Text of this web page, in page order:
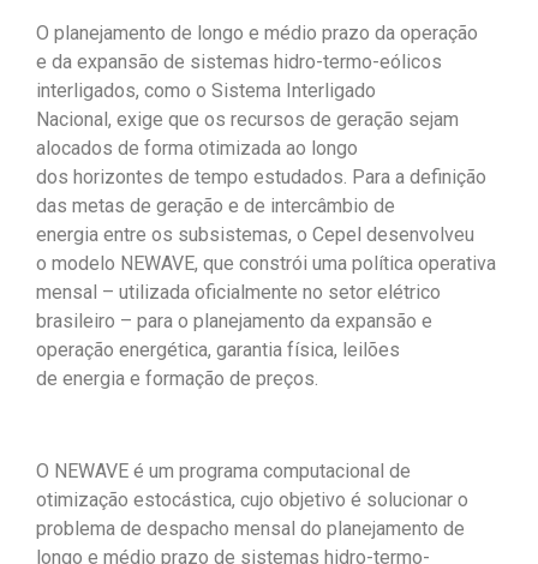
O planejamento de longo e médio prazo da operação
e da expansão de sistemas hidro-termo-eólicos
interligados, como o Sistema Interligado
Nacional, exige que os recursos de geração sejam
alocados de forma otimizada ao longo
dos horizontes de tempo estudados. Para a definição
das metas de geração e de intercâmbio de
energia entre os subsistemas, o Cepel desenvolveu
o modelo NEWAVE, que constrói uma política operativa
mensal – utilizada oficialmente no setor elétrico
brasileiro – para o planejamento da expansão e
operação energética, garantia física, leilões
de energia e formação de preços.
O NEWAVE é um programa computacional de
otimização estocástica, cujo objetivo é solucionar o
problema de despacho mensal do planejamento de
longo e médio prazo de sistemas hidro-termo-